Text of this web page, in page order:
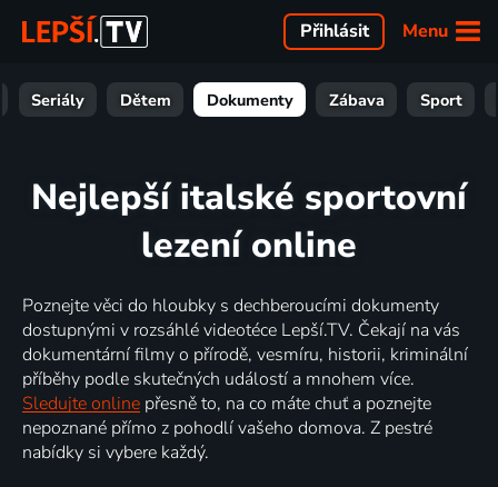
Menu
Přihlásit
Seriály Dětem Dokumenty Zábava Sport
Nejlepší italské sportovní
lezení online
Poznejte věci do hloubky s dechberoucími dokumenty
dostupnými v rozsáhlé videotéce Lepší.TV. Čekají na vás
dokumentární filmy o přírodě, vesmíru, historii, kriminální
příběhy podle skutečných událostí a mnohem více.
Sledujte online přesně to, na co máte chuť a poznejte
nepoznané přímo z pohodlí vašeho domova. Z pestré
nabídky si vybere každý.